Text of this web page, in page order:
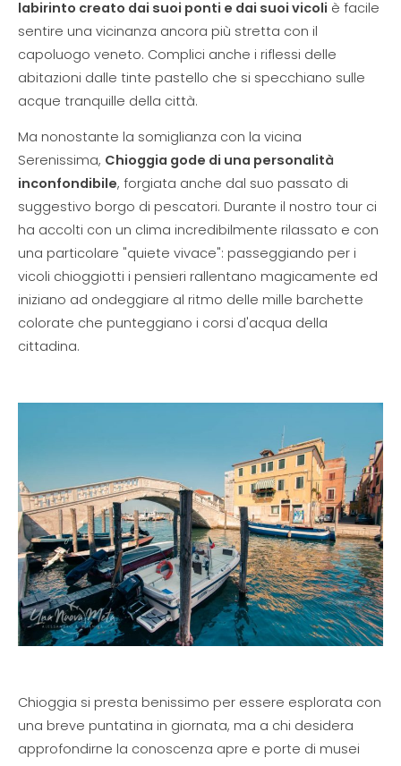
labirinto creato dai suoi ponti e dai suoi vicoli è facile
sentire una vicinanza ancora più stretta con il
capoluogo veneto. Complici anche i riflessi delle
abitazioni dalle tinte pastello che si specchiano sulle
acque tranquille della città.
Ma nonostante la somiglianza con la vicina
Serenissima, Chioggia gode di una personalità
inconfondibile, forgiata anche dal suo passato di
suggestivo borgo di pescatori. Durante il nostro tour ci
ha accolti con un clima incredibilmente rilassato e con
una particolare "quiete vivace": passeggiando per i
vicoli chioggiotti i pensieri rallentano magicamente ed
iniziano ad ondeggiare al ritmo delle mille barchette
colorate che punteggiano i corsi d'acqua della
cittadina.
Chioggia si presta benissimo per essere esplorata con
una breve puntatina in giornata, ma a chi desidera
approfondirne la conoscenza apre e porte di musei